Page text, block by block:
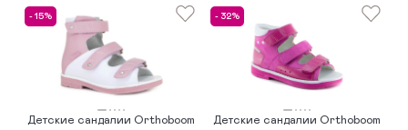
- 15%
Детские сандалии Orthoboom
- 32%
Детские сандалии Orthoboom